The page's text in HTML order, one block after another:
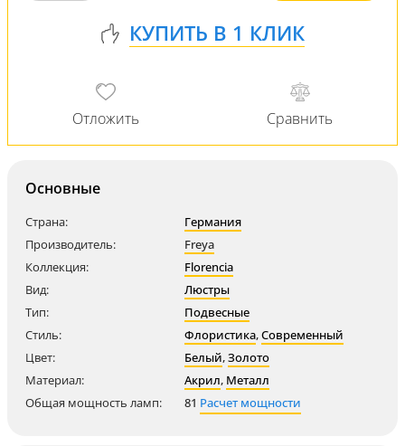
Основные
Страна:
Германия
Производитель:
Freya
Коллекция:
Florencia
Вид:
Люстры
Тип:
Подвесные
Стиль:
Флористика,Современный
Цвет:
Белый,Золото
Материал:
Акрил, Металл
Общая мощность ламп:
81 Расчет мощности